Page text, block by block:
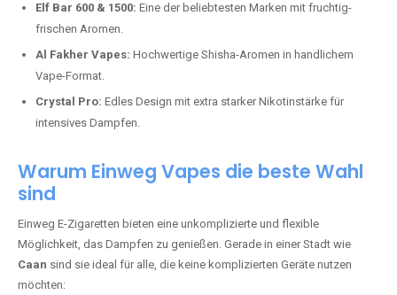
Elf Bar 600 & 1500: Eine der beliebtesten Marken mit fruchtig-
frischen Aromen.
Al Fakher Vapes: Hochwertige Shisha-Aromen in handlichem
Vape-Format.
Crystal Pro: Edles Design mit extra starker Nikotinstärke für
intensives Dampfen.
Warum Einweg Vapes die beste Wahl
sind
Einweg E-Zigaretten bieten eine unkomplizierte und flexible
Möglichkeit, das Dampfen zu genießen. Gerade in einer Stadt wie
Caan sind sie ideal für alle, die keine komplizierten Geräte nutzen
möchten: